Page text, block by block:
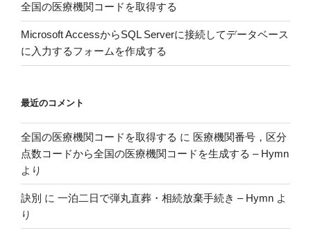
る”
の
全国の医療機関コードを取得する
Microsoft AccessからSQL Serverに接続してデータベース
に入力するフォームを作成する
最近のコメント
全国の医療機関コードを取得する に 医療機関番号，区分
点数コードから全国の医療機関コードを生成する – Hymn
より
訣別 に 一泊二日で弾丸直葬・相続放棄手続き – Hymn よ
り